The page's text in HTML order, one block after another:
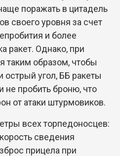
поражать в цитадель
своего уровня за счет
и более
ракет. Однако, при
таким образом, чтобы
острый угол, ББ ракеты
не пробить броню, что
от атаки штурмовиков.
всех торпедоносцев:
сведения
прицела при